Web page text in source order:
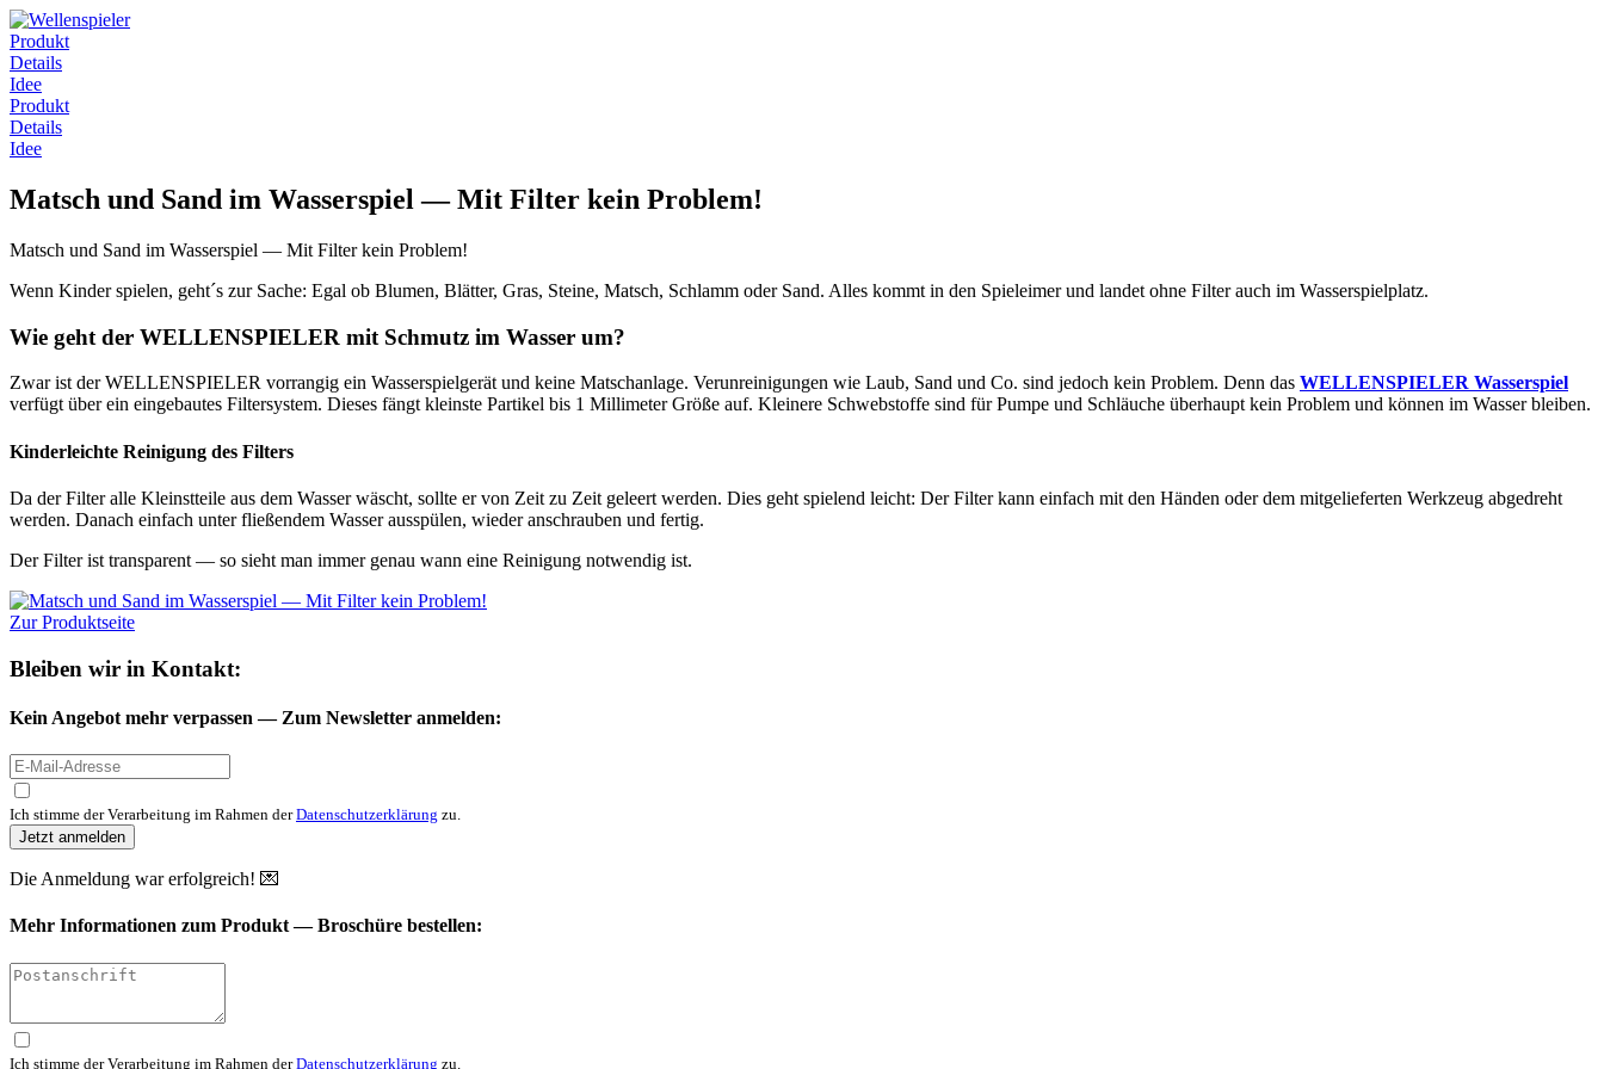
Produkt
Details
Idee
Produkt
Details
Idee
Matsch und Sand im Wasserspiel — Mit Filter kein Problem!
Matsch und Sand im Wasserspiel — Mit Filter kein Problem!
Wenn Kinder spielen, geht´s zur Sache: Egal ob Blumen, Blätter, Gras, Steine, Matsch, Schlamm oder Sand. Alles kommt in den Spieleimer und landet ohne Filter auch im Wasserspielplatz.
Wie geht der WELLENSPIELER mit Schmutz im Wasser um?
Zwar ist der WELLENSPIELER vorrangig ein Wasserspielgerät und keine Matschanlage. Verunreinigungen wie Laub, Sand und Co. sind jedoch kein Problem. Denn das WELLENSPIELER Wasserspiel
verfügt über ein eingebautes Filtersystem. Dieses fängt kleinste Partikel bis 1 Millimeter Größe auf. Kleinere Schwebstoffe sind für Pumpe und Schläuche überhaupt kein Problem und können im Wasser bleiben.
Kinderleichte Reinigung des Filters
Da der Filter alle Kleinstteile aus dem Wasser wäscht, sollte er von Zeit zu Zeit geleert werden. Dies geht spielend leicht: Der Filter kann einfach mit den Händen oder dem mitgelieferten Werkzeug abgedreht
werden. Danach einfach unter fließendem Wasser ausspülen, wieder anschrauben und fertig.
Der Filter ist transparent — so sieht man immer genau wann eine Reinigung notwendig ist.
Zur Produktseite
Bleiben wir in Kontakt:
Kein Angebot mehr verpassen — Zum Newsletter anmelden:
Ich stimme der Verarbeitung im Rahmen derDatenschutzerklärung zu.
Jetzt anmelden
Die Anmeldung war erfolgreich! 💌
Mehr Informationen zum Produkt —Broschüre bestellen:
Ich stimme der Verarbeitung im Rahmen derDatenschutzerklärung zu.